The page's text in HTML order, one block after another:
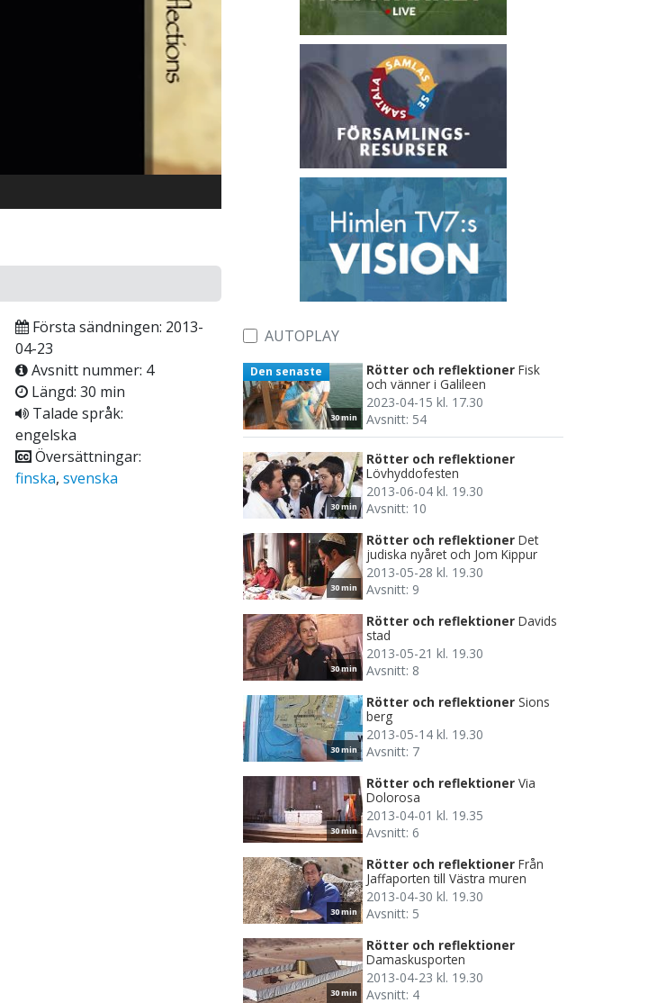
Första sändningen: 2013-
04-23
Avsnitt nummer: 4
Längd: 30 min
Talade språk:
engelska
Översättningar:
finska, svenska
AUTOPLAY
30 min
Den senaste Rötter och reflektioner Fisk
och vänner i Galileen
2023-04-15 kl. 17.30
Avsnitt: 54
30 min
Rötter och reflektioner
Lövhyddofesten
2013-06-04 kl. 19.30
Avsnitt: 10
30 min
Rötter och reflektioner Det
judiska nyåret och Jom Kippur
2013-05-28 kl. 19.30
Avsnitt: 9
30 min
Rötter och reflektioner Davids
stad
2013-05-21 kl. 19.30
Avsnitt: 8
30 min
Rötter och reflektioner Sions
berg
2013-05-14 kl. 19.30
Avsnitt: 7
30 min
Rötter och reflektioner Via
Dolorosa
2013-04-01 kl. 19.35
Avsnitt: 6
30 min
Rötter och reflektioner Från
Jaffaporten till Västra muren
2013-04-30 kl. 19.30
Avsnitt: 5
30 min
Rötter och reflektioner
Damaskusporten
2013-04-23 kl. 19.30
Avsnitt: 4